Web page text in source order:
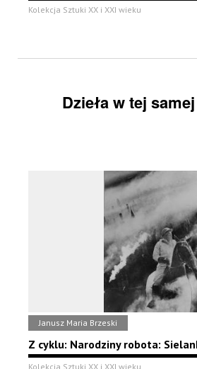
Kolekcja Sztuki XX i XXI wieku
Dzieła w tej
Janusz Maria Brzeski
Z cyklu: Narodziny robota:
Kolekcja Sztuki XX i XXI wieku